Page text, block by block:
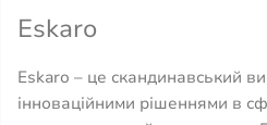
Eskaro
Eskaro – це скандинавський
інноваційними рішеннями в